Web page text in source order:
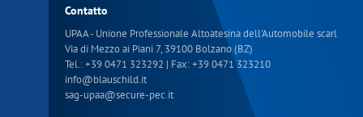
Contatto
UPAA - Unione Professionale Altoatesina dell'Automobile scarl
Via di Mezzo ai Piani 7, 39100 Bolzano (BZ)
Tel.:+39 0471 323292 | Fax: +39 0471 323210
info@blauschild.it
sag-upaa@secure-pec.it